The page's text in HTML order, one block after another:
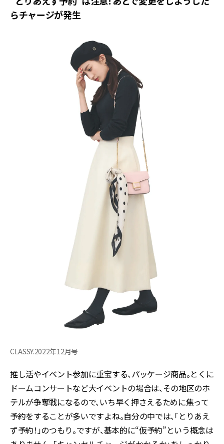
らチャージが発生
CLASSY.2022年12月号
推し活やイベント参加に重宝する、パッケージ商品。とくに
ドームコンサートなど大イベントの場合は、その地区のホ
テルが争奪戦になるので、いち早く押さえるために焦って
予約をすることが多いですよね。自分の中では、「とりあえ
ず予約！」のつもり。ですが、基本的に“仮予約”という概念は